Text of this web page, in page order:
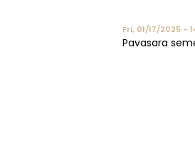
Fri, 01/17/2025 -
Pavasara